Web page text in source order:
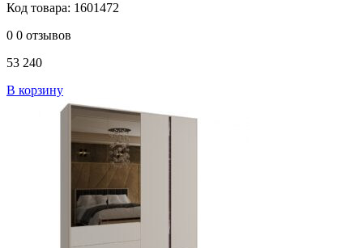
Код товара: 1601472
0 0 отзывов
53 240
В корзину